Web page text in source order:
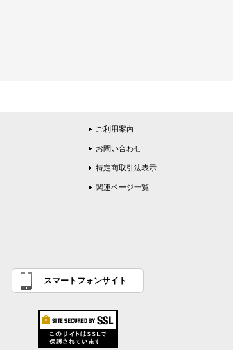
ご利用案内
お問い合わせ
特定商取引法表示
関連ページ一覧
スマートフォンサイト